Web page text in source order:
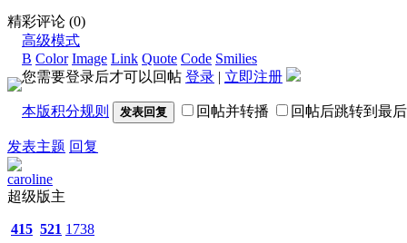
精彩评论 (0)
高级模式
B Color Image Link Quote Code Smilies
您需要登录后才可以回帖 登录 | 立即注册
本版积分规则 发表回复 回帖并转播 回帖后跳转到最
发表主题 回复
caroline
超级版主
415 521 1738